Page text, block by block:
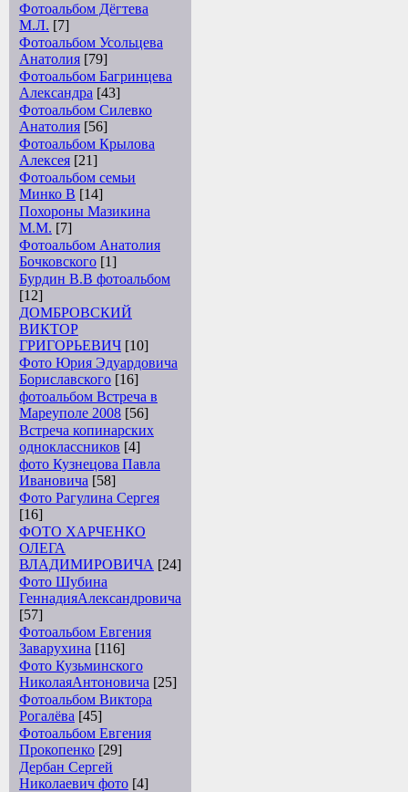
Фотоальбом Дёгтева
М.Л. [7]
Фотоальбом Усольцева
Анатолия [79]
Фотоальбом Багринцева
Александра [43]
Фотоальбом Силевко
Анатолия [56]
Фотоальбом Крылова
Алексея [21]
Фотоальбом семьи
Минко В [14]
Похороны Мазикина
М.М. [7]
Фотоальбом Анатолия
Бочковского [1]
Бурдин В.В фотоальбом
[12]
ДОМБРОВСКИЙ
ВИКТОР
ГРИГОРЬЕВИЧ [10]
Фото Юрия Эдуардовича
Бориславского [16]
фотоальбом Встреча в
Мареуполе 2008 [56]
Встреча копинарских
одноклассников [4]
фото Кузнецова Павла
Ивановича [58]
Фото Рагулина Сергея
[16]
ФОТО ХАРЧЕНКО
ОЛЕГА
ВЛАДИМИРОВИЧА [24]
Фото Шубина
ГеннадияАлександровича
[57]
Фотоальбом Евгения
Заварухина [116]
Фото Кузьминского
НиколаяАнтоновича [25]
Фотоальбом Виктора
Рогалёва [45]
Фотоальбом Евгения
Прокопенко [29]
Дербан Сергей
Николаевич фото [4]